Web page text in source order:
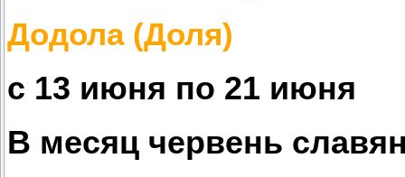
Додола (Доля)
с 13 июня по 21 июня
В месяц червень